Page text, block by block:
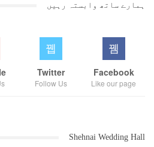
ہمارے ساتھ وابستہ رہیں
Facebook
Like our page
Twitter
Follow Us
Shehnai Wedding Hall